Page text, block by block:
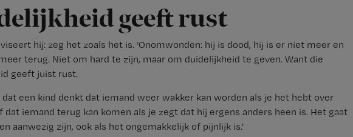
geeft rust
hij: zeg het zoals het is. ‘Onomwonden: hij is dood, hij is er niet meer en
terug. Niet om hard te zijn, maar om duidelijkheid te geven. Want die
geeft juist rust.
een kind denkt dat iemand weer wakker kan worden als je het hebt over
dat iemand terug kan komen als je zegt dat hij ergens anders heen is. Het gaat
aanwezig zijn, ook als het ongemakkelijk of pijnlijk is.’